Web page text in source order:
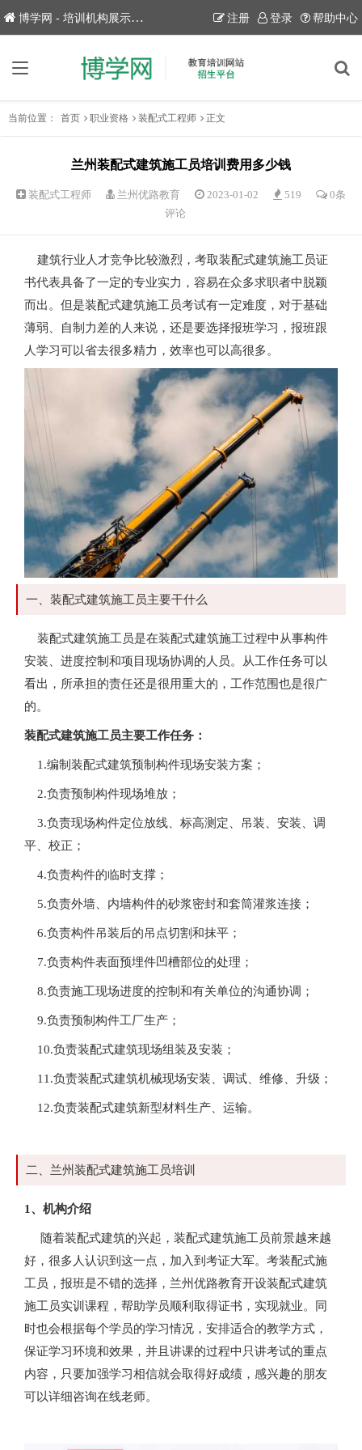
博学网 - 培训机构展示平台！ 注册 登录 帮助中心
当前位置： 首页 职业资格 装配式工程师 正文
兰州装配式建筑施工员培训费用多少钱
装配式工程师 兰州优路教育 2023-01-02 519
0条
评论
建筑行业人才竞争比较激烈，考取装配式建筑施工员证
书代表具备了一定的专业实力，容易在众多求职者中脱颖
而出。但是装配式建筑施工员考试有一定难度，对于基础
薄弱、自制力差的人来说，还是要选择报班学习，报班跟
人学习可以省去很多精力，效率也可以高很多。
一、装配式建筑施工员主要干什么
装配式建筑施工员是在装配式建筑施工过程中从事构件
安装、进度控制和项目现场协调的人员。从工作任务可以
看出，所承担的责任还是很用重大的，工作范围也是很广
的。
装配式建筑施工员主要工作任务：
1.编制装配式建筑预制构件现场安装方案；
2.负责预制构件现场堆放；
3.负责现场构件定位放线、标高测定、吊装、安装、调
平、校正；
4.负责构件的临时支撑；
5.负责外墙、内墙构件的砂浆密封和套筒灌浆连接；
6.负责构件吊装后的吊点切割和抹平；
7.负责构件表面预埋件凹槽部位的处理；
8.负责施工现场进度的控制和有关单位的沟通协调；
9.负责预制构件工厂生产；
10.负责装配式建筑现场组装及安装；
11.负责装配式建筑机械现场安装、调试、维修、升级；
12.负责装配式建筑新型材料生产、运输。
二、兰州装配式建筑施工员培训
1、机构介绍
随着装配式建筑的兴起，装配式建筑施工员前景越来越
好，很多人认识到这一点，加入到考证大军。考装配式施
工员，报班是不错的选择，兰州优路教育开设装配式建筑
施工员实训课程，帮助学员顺利取得证书，实现就业。同
时也会根据每个学员的学习情况，安排适合的教学方式，
保证学习环境和效果，并且讲课的过程中只讲考试的重点
内容，只要加强学习相信就会取得好成绩，感兴趣的朋友
可以详细咨询在线老师。